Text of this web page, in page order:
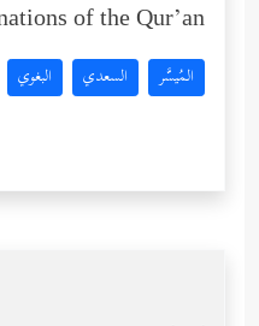
of the Qur’an:
المُيسَّر السعدي البغوي